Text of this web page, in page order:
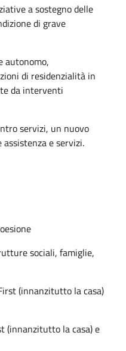
a sostegno delle
di grave
autonomo,
di residenzialità in
da interventi
servizi, un nuovo
e servizi.
sociali, famiglie,
(innanzitutto la casa)
(innanzitutto la casa) e